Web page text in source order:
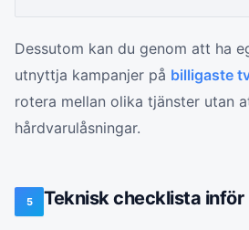
Dessutom kan du genom att ha
utnyttja kampanjer på billigaste
rotera mellan olika tjänster utan
hårdvarulåsningar.
5 Teknisk checklista